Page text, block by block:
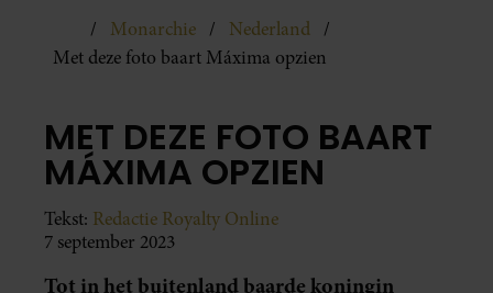
Monarchie
Nederland
Met deze foto baart Máxima opzien
MET DEZE FOTO BAART
MÁXIMA OPZIEN
Tekst: Redactie Royalty Online
7 september 2023
Tot in het buitenland baarde koningin